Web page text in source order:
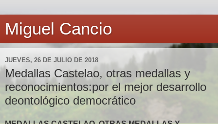
Miguel Cancio
JUEVES, 26 DE JULIO DE 2018
Medallas Castelao, otras medallas y
reconocimientos:por el mejor desarrollo
deontológico democrático